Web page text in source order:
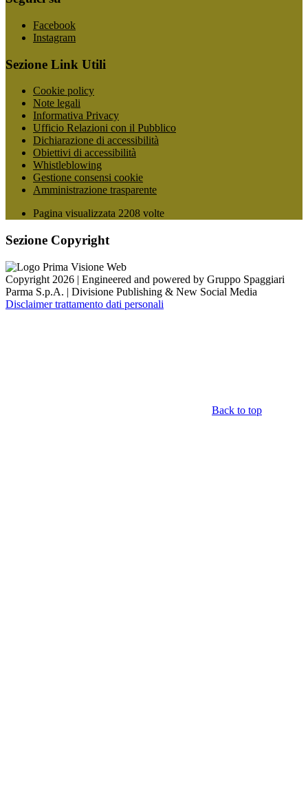
Facebook
Instagram
Sezione Link Utili
Cookie policy
Note legali
Informativa Privacy
Ufficio Relazioni con il Pubblico
Dichiarazione di accessibilità
Obiettivi di accessibilità
Whistleblowing
Gestione consensi cookie
Amministrazione trasparente
Pagina visualizzata 2208 volte
Sezione Copyright
Copyright 2026 | Engineered and powered by Gruppo Spaggiari
Parma S.p.A. | Divisione Publishing & New Social Media
Disclaimer trattamento dati personali
Back to top